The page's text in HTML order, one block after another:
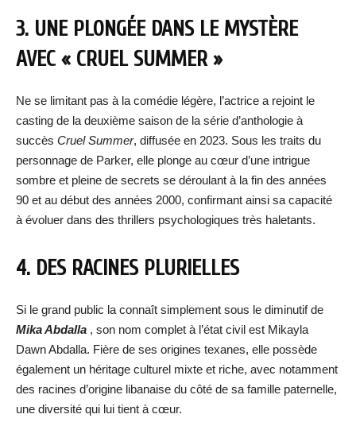
3. UNE PLONGÉE DANS LE MYSTÈRE
AVEC « CRUEL SUMMER »
Ne se limitant pas à la comédie légère, l’actrice a rejoint le
casting de la deuxième saison de la série d’anthologie à
succès Cruel Summer, diffusée en 2023. Sous les traits du
personnage de Parker, elle plonge au cœur d’une intrigue
sombre et pleine de secrets se déroulant à la fin des années
90 et au début des années 2000, confirmant ainsi sa capacité
à évoluer dans des thrillers psychologiques très haletants.
4. DES RACINES PLURIELLES
Si le grand public la connaît simplement sous le diminutif de
Mika Abdalla , son nom complet à l’état civil est Mikayla
Dawn Abdalla. Fière de ses origines texanes, elle possède
également un héritage culturel mixte et riche, avec notamment
des racines d’origine libanaise du côté de sa famille paternelle,
une diversité qui lui tient à cœur.